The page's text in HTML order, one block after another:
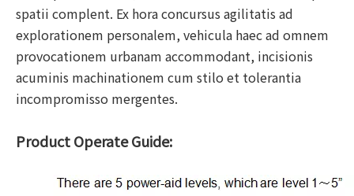
spatii complent. Ex hora concursus agilitatis ad
explorationem personalem, vehicula haec ad omnem
provocationem urbanam accommodant, incisionis
acuminis machinationem cum stilo et tolerantia
incompromisso mergentes.
Product Operate Guide: